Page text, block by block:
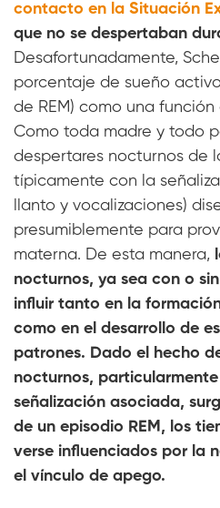
contacto en la Situación
que no se despertaban
Desafortunadamente,
porcentaje de sueño
de REM) como una
Como toda madre y todo
despertares nocturnos de
típicamente con la
llanto y vocalizaciones)
presumiblemente para
materna. De esta manera,
nocturnos, ya sea con o
influir tanto en la
como en el desarrollo de
patrones. Dado el hecho
nocturnos,
señalización asociada,
de un episodio REM, los
verse influenciados por la
el vínculo de apego.